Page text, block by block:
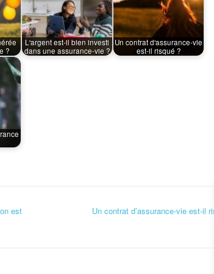
?
L'argent est-il bien investi
dans une assurance-vie ?
Un contrat d'assurance-vie
est-il risqué ?
est
Un contrat d’assurance-vie est-il